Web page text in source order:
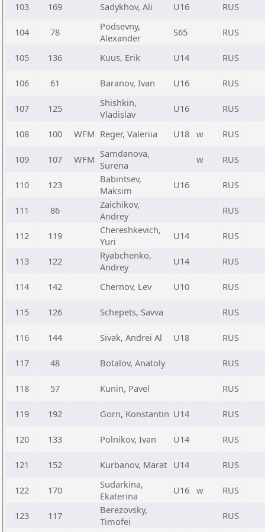
103 169 Sadykhov, Ali U16 RUS
104 78
Podsevny,
Alexander
S65 RUS
105 136 Kuus, Erik U14 RUS
106 61 Baranov, Ivan U16 RUS
107 125
Shishkin,
Vladislav
U16 RUS
108 100 WFM Reger, Valeriia U18 w RUS
109 107 WFM Samdanova,
Surena
w RUS
110 123
Babintsev,
Maksim
U16 RUS
111 86
Zaichikov,
Andrey
RUS
112 119
Chereshkevich,
Yuri
U14 RUS
113 122
Ryabchenko,
Andrey
U14 RUS
114 142 Chernov, Lev U10 RUS
115 126 Schepets, Savva RUS
116 144 Sivak, Andrei Al U18 RUS
117 48 Botalov, Anatoly RUS
118 57 Kunin, Pavel RUS
119 192 Gorn, Konstantin U14 RUS
120 133 Polnikov, Ivan U14 RUS
121 152 Kurbanov, Marat U14 RUS
122 170
Sudarkina,
Ekaterina
U16 w RUS
123 117
Berezovsky,
Timofei
RUS